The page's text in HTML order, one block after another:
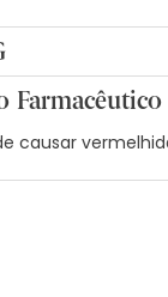
90. TALC.
77891.
Farmacêutico
causar